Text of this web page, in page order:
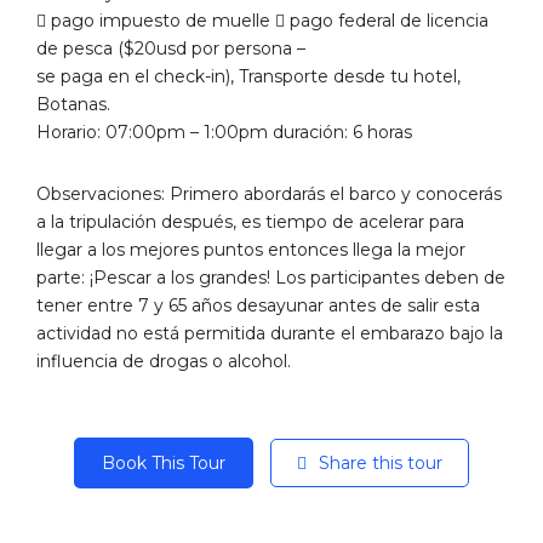
 pago impuesto de muelle  pago federal de licencia
de pesca ($20usd por persona –
se paga en el check-in), Transporte desde tu hotel,
Botanas.
Horario: 07:00pm – 1:00pm duración: 6 horas
Observaciones: Primero abordarás el barco y conocerás
a la tripulación después, es tiempo de acelerar para
llegar a los mejores puntos entonces llega la mejor
parte: ¡Pescar a los grandes! Los participantes deben de
tener entre 7 y 65 años desayunar antes de salir esta
actividad no está permitida durante el embarazo bajo la
influencia de drogas o alcohol.
Book This Tour Share this tour